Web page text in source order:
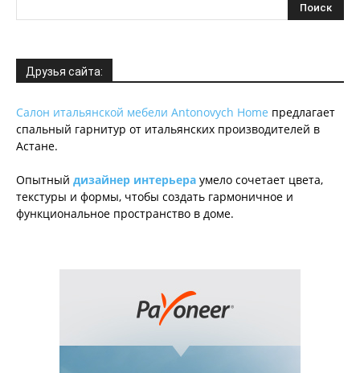
Друзья сайта:
Салон итальянской мебели Antonovych Home предлагает
спальный гарнитур от итальянских производителей в
Астане.
Опытный дизайнер интерьера умело сочетает цвета,
текстуры и формы, чтобы создать гармоничное и
функциональное пространство в доме.